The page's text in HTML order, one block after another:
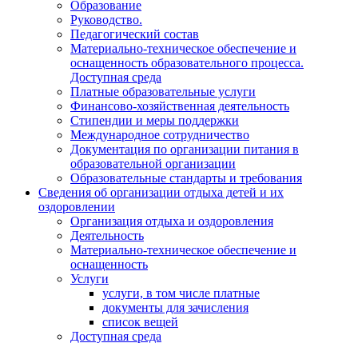
Образование
Руководство.
Педагогический состав
Материально-техническое обеспечение и
оснащенность образовательного процесса.
Доступная среда
Платные образовательные услуги
Финансово-хозяйственная деятельность
Стипендии и меры поддержки
Международное сотрудничество
Документация по организации питания в
образовательной организации
Образовательные стандарты и требования
Сведения об организации отдыха детей и их
оздоровлении
Организация отдыха и оздоровления
Деятельность
Материально-техническое обеспечение и
оснащенность
Услуги
услуги, в том числе платные
документы для зачисления
список вещей
Доступная среда